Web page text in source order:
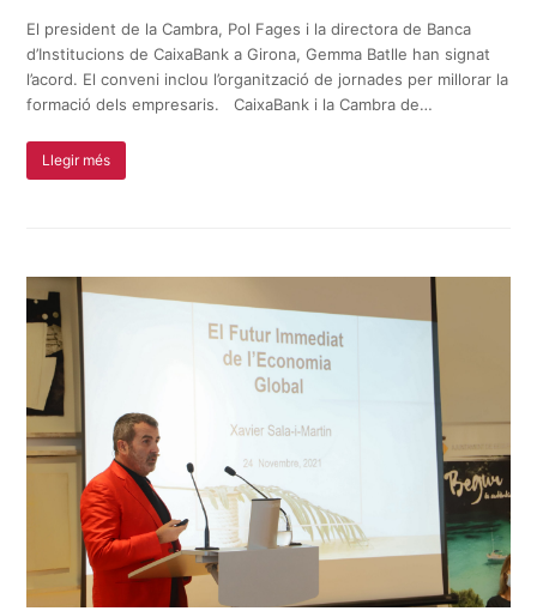
El president de la Cambra, Pol Fages i la directora de Banca
d’Institucions de CaixaBank a Girona, Gemma Batlle han signat
l’acord. El conveni inclou l’organització de jornades per millorar la
formació dels empresaris. CaixaBank i la Cambra de…
Llegir més